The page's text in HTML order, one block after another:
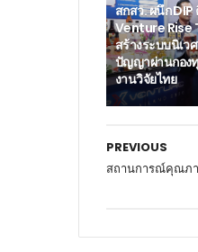
สกสว. ผนึก
Venture Rise
สร้างระบบนิเว
ปัญญาผ่านกอง
งานวิจัยไทย
PREVIOUS
สถานการณ์คุณภ